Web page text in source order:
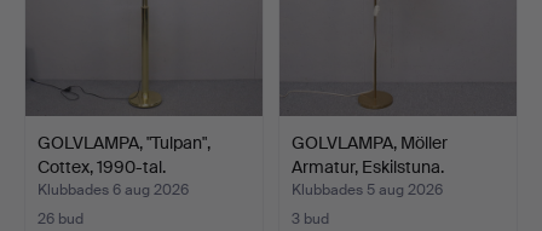
GOLVLAMPA, "Tulpan",
Cottex, 1990-tal.
Klubbades 6 aug 2026
26 bud
GOLVLAMPA, Möller
Armatur, Eskilstuna.
Klubbades 5 aug 2026
3 bud